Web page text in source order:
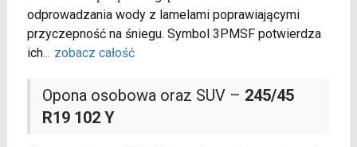
odprowadzania wody z lamelami poprawiającymi
przyczepność na śniegu. Symbol 3PMSF potwierdza
ich... zobacz całość
Opona osobowa oraz SUV – 245/45
R19 102 Y